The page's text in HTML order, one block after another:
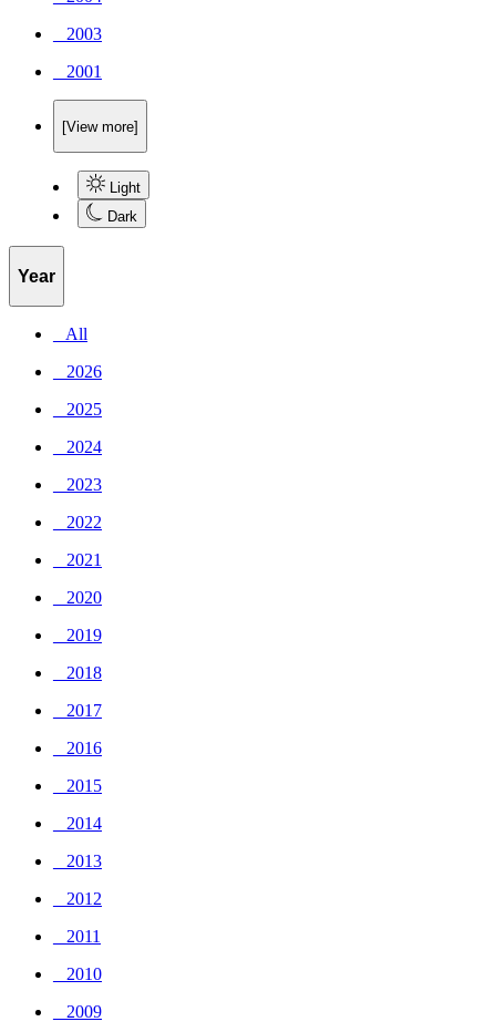
_ 2003
_ 2001
[View more]
Light
Dark
Year
_ All
_ 2026
_ 2025
_ 2024
_ 2023
_ 2022
_ 2021
_ 2020
_ 2019
_ 2018
_ 2017
_ 2016
_ 2015
_ 2014
_ 2013
_ 2012
_ 2011
_ 2010
_ 2009